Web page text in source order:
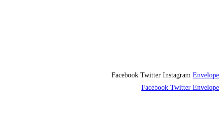
Facebook Twitter Instagram Envelope
Facebook Twitter Envelope